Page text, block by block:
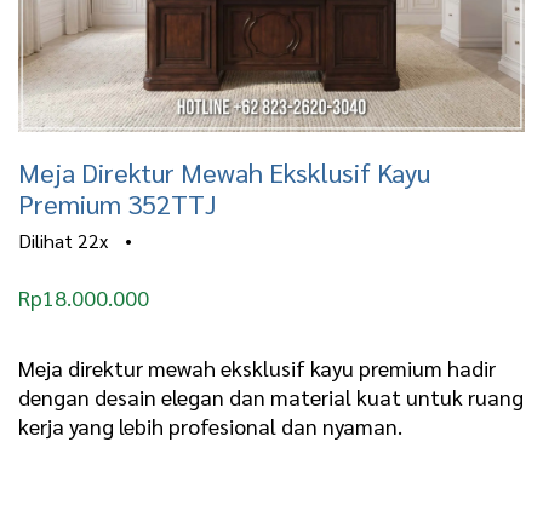
Meja Direktur Mewah Eksklusif Kayu
Premium 352TTJ
Dilihat 22x •
Rp18.000.000
Meja direktur mewah eksklusif kayu premium hadir
dengan desain elegan dan material kuat untuk ruang
kerja yang lebih profesional dan nyaman.